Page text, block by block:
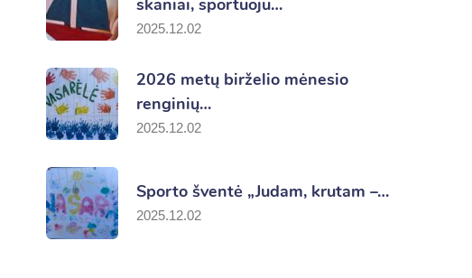
skaniai, sportuoju…
2025.12.02
2026 metų birželio mėnesio
renginių…
2025.12.02
Sporto šventė „Judam, krutam –…
2025.12.02